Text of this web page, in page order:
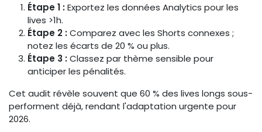
Étape 1 :Exportez les données Analytics pour les
lives >1h.
Étape 2 :Comparez avec les Shorts connexes ;
notez les écarts de 20 % ou plus.
Étape 3 :Classez par thème sensible pour
anticiper les pénalités.
Cet audit révèle souvent que 60 % des lives longs sous-
performent déjà, rendant l'adaptation urgente pour
2026.